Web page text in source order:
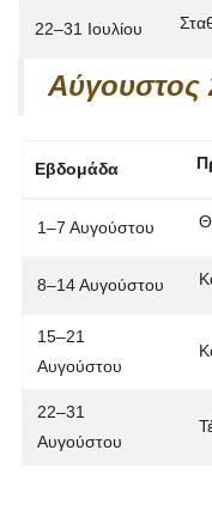
22–31 Ιουλίου
Αύγουστος
Εβδομάδα
1–7 Αυγούστου
8–14 Αυγούστου
15–21
Αυγούστου
22–31
Αυγούστου